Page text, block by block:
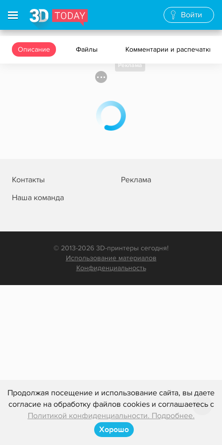
Продолжая посещение и использование сайта, вы даете
согласие на обработку файлов cookies и соглашаетесь с
Политикой конфиденциальности. Подробнее.
Хорошо
Войти
Описание Файлы Комментарии и распечатки
Реклама
Контакты
Реклама
Наша команда
© 2013-2026 3D-принтеры сегодня!
Использование материалов
Конфиденциальность